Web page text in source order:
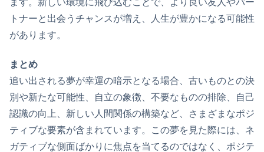
トナーと出会うチャンスが増え、人生が豊かになる可能性
があります。
まとめ
追い出される夢が幸運の暗示となる場合、古いものとの決
別や新たな可能性、自立の象徴、不要なものの排除、自己
認識の向上、新しい人間関係の構築など、さまざまなポジ
ティブな要素が含まれています。この夢を見た際には、ネ
ガティブな側面ばかりに焦点を当てるのではなく、ポジテ